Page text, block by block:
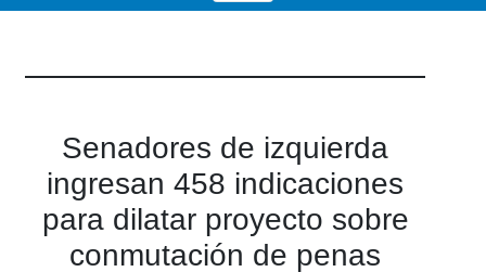
Senadores de izquierda
ingresan 458 indicaciones
para dilatar proyecto sobre
conmutación de penas